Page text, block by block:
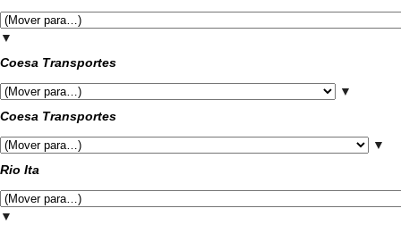
▼
Coesa Transportes
▼
Coesa Transportes
▼
Rio Ita
▼